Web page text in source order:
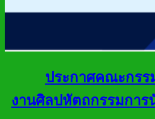
ประกาศคณะกร
งานศิลปหัตถกรรมการ